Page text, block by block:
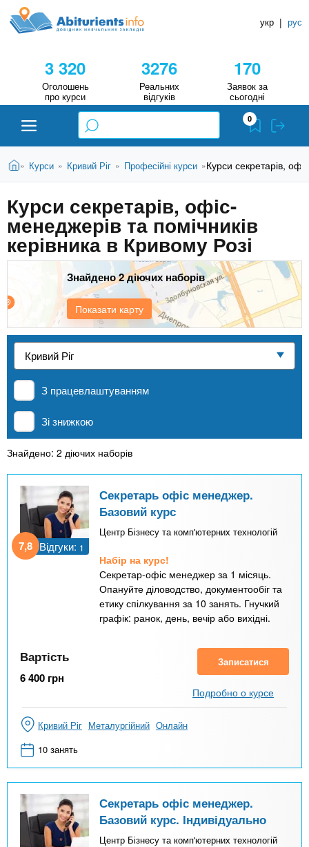
д
A
i
t
u
r
i
e
n
t
s
.
i
n
f
о
н
к
Н
в
ч
а
л
н
х
а
д
і
3 320
Оголошень
про курси
3276
Реальних
відгуків
170
Заявок за
сьогодні
укр | рус
Абітурієнту
ЗВО (ВНЗ)
Коледжі
Курси
Приватні школи
MBA
За кордоном
0
В
т
у
т
Головна
» Курси » Кривий Ріг » Професійні курси »Курси секретарів,
Курси секретарів, офіс-
менеджерів та помічників
керівника в Кривому Розі
Показати карту
Знайдено 2 діючих наборів
З працевлаштуванням
Зі знижкою
Знайдено: 2 діючих наборів
7,8 Відгуки: 1
Секретарь офіс менеджер.
Базовий курс
Центр Бізнесу та комп'ютерних технологій
Набір на курс!
Секретар-офіс менеджер за 1 місяць.
Опануйте діловодство, документообіг та
етику спілкування за 10 занять. Гнучкий
графік: ранок, день, вечір або вихідні.
Вартість
6 400 грн
Записатися
Подробно о курсе
Кривий Ріг Металургійний Онлайн
10 занять
Секретарь офіс менеджер.
Базовий курс. Індивідуально
Центр Бізнесу та комп'ютерних технологій